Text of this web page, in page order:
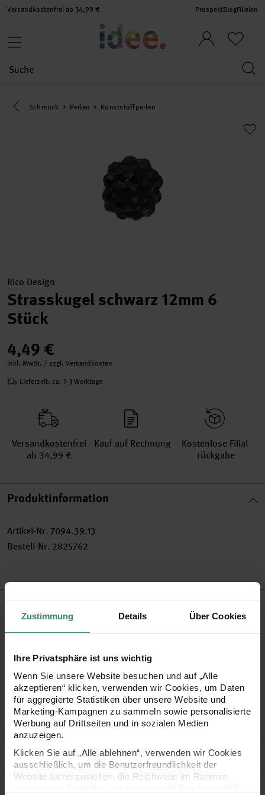
Zustimmung Details Über Cookies
Ihre Privatsphäre ist uns wichtig
Wenn Sie unsere Website besuchen und auf „Alle
akzeptieren“ klicken, verwenden wir Cookies, um Daten
für aggregierte Statistiken über unsere Website und
Marketing-Kampagnen zu sammeln sowie personalisierte
Werbung auf Drittseiten und in sozialen Medien
anzuzeigen.
Klicken Sie auf „Alle ablehnen“, verwenden wir Cookies
ausschließlich, um die Benutzerfreundlichkeit der
Website sicherzustellen, die Reichweite im Rahmen
Versandkostenfrei ab 34,99 € ProspektBlogFilialen
Eine Kategorie zurück navigieren
Schmuck Perlen Kunststoffperlen
Rico Design
Strasskugel schwarz 12mm 6
Stück
4,49 €
inkl. MwSt. / zzgl. Versandkosten
Lieferzeit: ca. 1-3 Werktage
Versand­kosten­frei
ab 34,99 €
Kauf auf Rechnung
Kosten­lose Filial­
rückgabe
Produktinformation
Artikel-Nr. 7094.39.13
Bestell-Nr. 2825762
Produktbeschreibung
Kreieren Sie die schönsten Schmuckstücke und mit unseren
Größe: 12mm, aus Glas
Inhalt: 6 Stück
Hersteller